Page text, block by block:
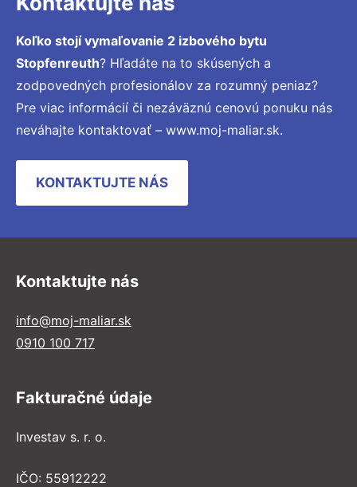
Koľko stojí vymaľovanie 2 izbového bytu
Stopfenreuth? Hľadáte na to skúsených a
zodpovedných profesionálov za rozumný peniaz?
Pre viac informácií či nezáväznú cenovú ponuku nás
neváhajte kontaktovať – www.moj-maliar.sk.
KONTAKTUJTE NÁS
Kontaktujte nás
info@moj-maliar.sk
0910 100 717
Fakturačné údaje
Investav s. r. o.
IČO: 55912222